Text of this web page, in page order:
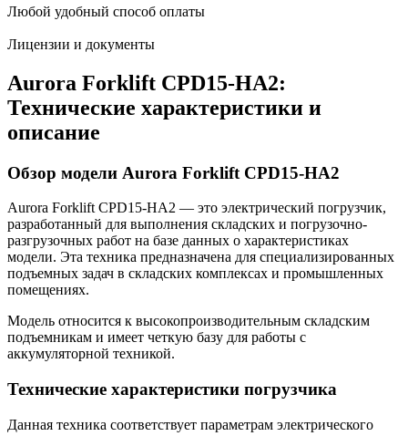
Любой удобный способ оплаты
Лицензии и документы
Aurora Forklift CPD15-HA2:
Технические характеристики и
описание
Обзор модели Aurora Forklift CPD15-HA2
Aurora Forklift CPD15-HA2 — это электрический погрузчик,
разработанный для выполнения складских и погрузочно-
разгрузочных работ на базе данных о характеристиках
модели. Эта техника предназначена для специализированных
подъемных задач в складских комплексах и промышленных
помещениях.
Модель относится к высокопроизводительным складским
подъемникам и имеет четкую базу для работы с
аккумуляторной техникой.
Технические характеристики погрузчика
Данная техника соответствует параметрам электрического